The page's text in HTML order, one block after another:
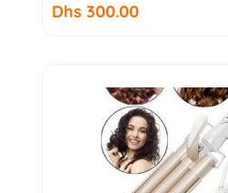
Dhs 300.00